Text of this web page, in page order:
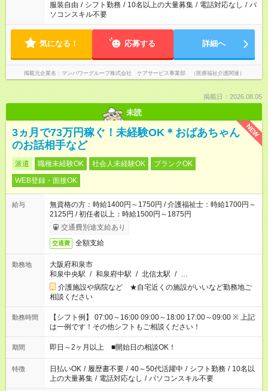
服装自由 / シフト勤務 / 10名以上の大量募集 / 電話対応なし / パ
ソコンスキル不要
気になる！ 応募する 詳細へ
掲載元企業名 マンパワーグループ株式会社 ケアサービス事業部 （医療福祉介護関連）
掲載日：2026.08.05
未読
NEW
3ヵ月で73万円稼ぐ！未経験OK＊おばあちゃん
のお話相手など
派遣 職種未経験OK 社会人未経験OK
ブランクOK
WEB登録・面接OK
給与
無資格の方：時給1400円～1750円 / 介護福祉士：時給1700円～
2125円 / 初任者以上：時給1500円～1875円
交通費別途支給あり
交通費 全額支給
勤務地
大阪府和泉市
和泉中央駅 / 和泉府中駅 / 北信太駅 / …
介護施設や病院など ★自宅近くの施設がいいなど勤務地ご
相談ください
勤務時間
【シフト例】 07:00～16:00 09:00～18:00 17:00～09:00 ※ 上記
は一例です！その他シフトもご相談ください！
期間 即日～2ヶ月以上 ■開始日の相談OK！
特徴 日払いOK / 履歴書不要 / 40～50代活躍中 / シフト勤務 / 10名以
上の大量募集 / 電話対応なし / パソコンスキル不要